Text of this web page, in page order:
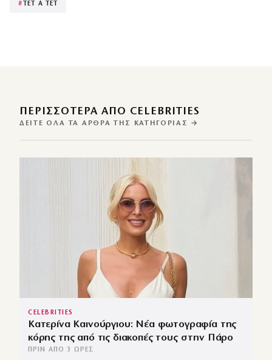
# ΤΕΤ Α ΤΕΤ
ΠΕΡΙΣΣΌΤΕΡΑ ΑΠΌ CELEBRITIES
ΔΕΊΤΕ ΌΛΑ ΤΑ ΆΡΘΡΑ ΤΗΣ ΚΑΤΗΓΟΡΊΑΣ →
CELEBRITIES
Κατερίνα Καινούργιου: Νέα φωτογραφία της
κόρης της από τις διακοπές τους στην Πάρο
ΠΡΙΝ ΑΠΌ 3 ΏΡΕΣ